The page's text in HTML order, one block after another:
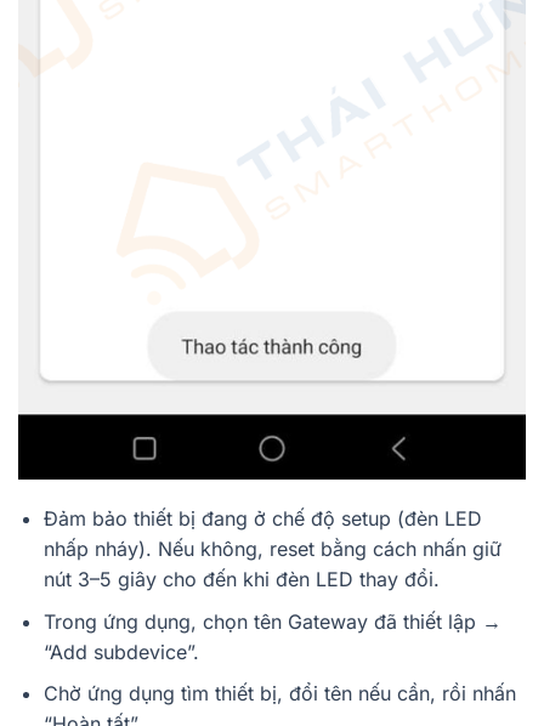
Đảm bảo thiết bị đang ở chế độ setup (đèn LED
nhấp nháy). Nếu không, reset bằng cách nhấn giữ
nút 3–5 giây cho đến khi đèn LED thay đổi.
Trong ứng dụng, chọn tên Gateway đã thiết lập →
“Add subdevice”.
Chờ ứng dụng tìm thiết bị, đổi tên nếu cần, rồi nhấn